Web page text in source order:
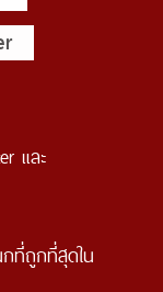
และ
ที่ถูกที่สุดใน